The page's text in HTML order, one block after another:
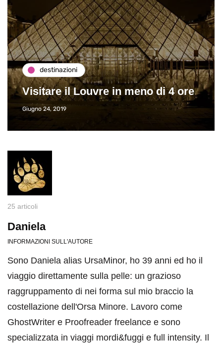
destinazioni
Visitare il Louvre in meno di 4 ore
Giugno 24, 2019
25 articoli
Daniela
INFORMAZIONI SULL'AUTORE
Sono Daniela alias UrsaMinor, ho 39 anni ed ho il
viaggio direttamente sulla pelle: un grazioso
raggruppamento di nei forma sul mio braccio la
costellazione dell'Orsa Minore. Lavoro come
GhostWriter e Proofreader freelance e sono
specializzata in viaggi mordi&fuggi e full intensity. Il